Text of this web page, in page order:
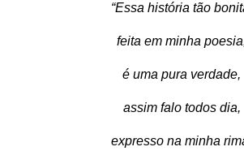
“Essa história tão
feita em minha
é uma pura verdade,
assim falo todos dia,
expresso na minha